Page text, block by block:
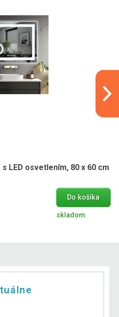
LED osvetlením, 80 x 60 cm
Do košíka
skladom